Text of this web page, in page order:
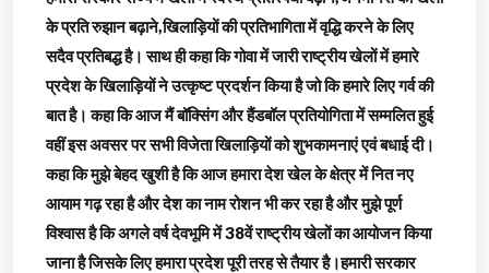
के प्रति रुझान बढ़ाने,खिलाड़ियों की प्रतिभागिता में वृद्धि करने के लिए
सदैव प्रतिबद्ध है। साथ ही कहा कि गोवा में जारी राष्ट्रीय खेलों में हमारे
प्रदेश के खिलाड़ियों ने उत्कृष्ट प्रदर्शन किया है जो कि हमारे लिए गर्व की
बात है। कहा कि आज मैं बॉक्सिंग और हैंडबॉल प्रतियोगिता में सम्मलित हुई
वहीं इस अवसर पर सभी विजेता खिलाड़ियों को शुभकामनाएं एवं बधाई दी।
कहा कि मुझे बेहद खुशी है कि आज हमारा देश खेल के क्षेत्र में नित नए
आयाम गढ़ रहा है और देश का नाम रोशन भी कर रहा है और मुझे पूर्ण
विश्वास है कि अगले वर्ष देवभूमि में 38वें राष्ट्रीय खेलों का आयोजन किया
जाना है जिसके लिए हमारा प्रदेश पूरी तरह से तैयार है।हमारी सरकार